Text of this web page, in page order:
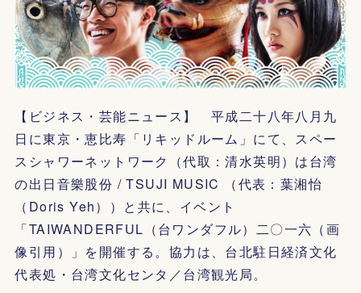
【ビジネス・芸能ニュース】 平成二十八年八月九
日に東京・恵比寿「リキッドルーム」にて、スペー
スシャワーネットワーク（代取：清水英明）は台湾
の出日音樂股份 / TSUJI MUSIC （代表：葉湘怡
（Doris Yeh））と共に、イベント
「TAIWANDERFUL（台ワンダフル）二〇一六（画
像引用）」を開催する。協力は、台北駐日経済文化
代表処・台湾文化センタ／台湾観光局。